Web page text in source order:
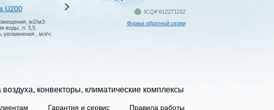
ICQ# 612271152
Форма обратной свзяи
U200
м2/м3:
воды, л: 3,5
увлажнения , мл/ч:
Boneco S450
Площадь/Объём помещения, м2/
60/150 Резервуар для воды, л: 7
Гарантия и сервис Правила работы
конвекторы, климатические комплексы